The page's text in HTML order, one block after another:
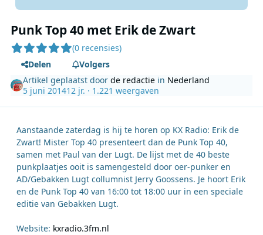
Punk Top 40 met Erik de Zwart
(0 recensies)
Delen
Volgers
Artikel geplaatst doorde redactie in Nederland
5 juni 201412 jr. · 1.221 weergaven
Aanstaande zaterdag is hij te horen op KX Radio: Erik de
Zwart! Mister Top 40 presenteert dan de Punk Top 40,
samen met Paul van der Lugt. De lijst met de 40 beste
punkplaatjes ooit is samengesteld door oer-punker en
AD/Gebakken Lugt collumnist Jerry Goossens. Je hoort Erik
en de Punk Top 40 van 16:00 tot 18:00 uur in een speciale
editie van Gebakken Lugt.
Website: kxradio.3fm.nl